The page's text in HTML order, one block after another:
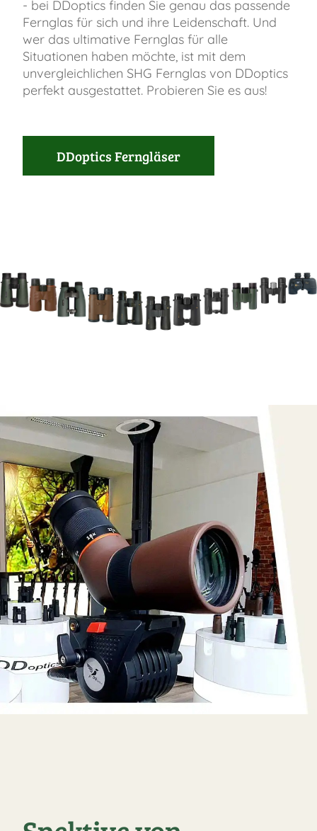
- bei DDoptics finden Sie genau das passende
Fernglas für sich und ihre Leidenschaft. Und
wer das ultimative Fernglas für alle
Situationen haben möchte, ist mit dem
unvergleichlichen SHG Fernglas von DDoptics
perfekt ausgestattet. Probieren Sie es aus!
DDoptics Ferngläser